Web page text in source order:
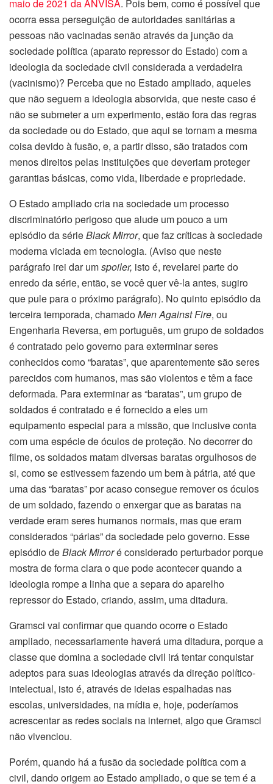
maio de 2021 da ANVISA. Pois bem, como é possível que
ocorra essa perseguição de autoridades sanitárias a
pessoas não vacinadas senão através da junção da
sociedade política (aparato repressor do Estado) com a
ideologia da sociedade civil considerada a verdadeira
(vacinismo)? Perceba que no Estado ampliado, aqueles
que não seguem a ideologia absorvida, que neste caso é
não se submeter a um experimento, estão fora das regras
da sociedade ou do Estado, que aqui se tornam a mesma
coisa devido à fusão, e, a partir disso, são tratados com
menos direitos pelas instituições que deveriam proteger
garantias básicas, como vida, liberdade e propriedade.
O Estado ampliado cria na sociedade um processo
discriminatório perigoso que alude um pouco a um
episódio da sérieBlack Mirror, que faz críticas à sociedade
moderna viciada em tecnologia. (Aviso que neste
parágrafo irei dar umspoiler, isto é, revelarei parte do
enredo da série, então, se você quer vê-la antes, sugiro
que pule para o próximo parágrafo). No quinto episódio da
terceira temporada, chamadoMen Against Fire, ou
Engenharia Reversa, em português, um grupo de soldados
é contratado pelo governo para exterminar seres
conhecidos como “baratas”, que aparentemente são seres
parecidos com humanos, mas são violentos e têm a face
deformada. Para exterminar as “baratas”, um grupo de
soldados é contratado e é fornecido a eles um
equipamento especial para a missão, que inclusive conta
com uma espécie de óculos de proteção. No decorrer do
filme, os soldados matam diversas baratas orgulhosos de
si, como se estivessem fazendo um bem à pátria, até que
uma das “baratas” por acaso consegue remover os óculos
de um soldado, fazendo o enxergar que as baratas na
verdade eram seres humanos normais, mas que eram
considerados “párias” da sociedade pelo governo. Esse
episódio deBlack Mirroré considerado perturbador porque
mostra de forma clara o que pode acontecer quando a
ideologia rompe a linha que a separa do aparelho
repressor do Estado, criando, assim, uma ditadura.
Gramsci vai confirmar que quando ocorre o Estado
ampliado, necessariamente haverá uma ditadura, porque a
classe que domina a sociedade civil irá tentar conquistar
adeptos para suas ideologias através da direção político-
intelectual, isto é, através de ideias espalhadas nas
escolas, universidades, na mídia e, hoje, poderíamos
acrescentar as redes sociais na internet, algo que Gramsci
não vivenciou.
Porém, quando há a fusão da sociedade política com a
civil, dando origem ao Estado ampliado, o que se tem é a